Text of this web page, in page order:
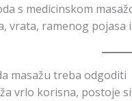
s medicinskom
vrata, ramenog pojasa
masažu treba odgoditi
vrlo korisna, postoje